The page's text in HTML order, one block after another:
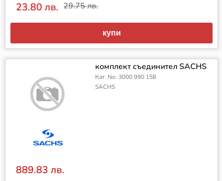
23.80 лв. 29.75 лв.
купи
комплект съединител SACHS
Кат. No: 3000 990 158
SACHS
889.83 лв.